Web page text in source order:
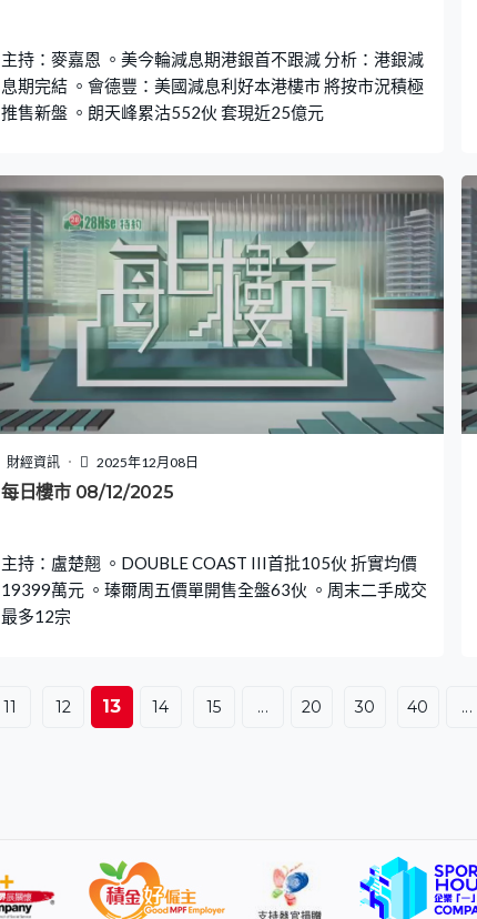
主持：麥嘉恩 。美今輪減息期港銀首不跟減 分析：港銀減
息期完結 。會德豐：美國減息利好本港樓市 將按市況積極
推售新盤 。朗天峰累沽552伙 套現近25億元
財經資訊 2025年12月08日
每日樓市 08/12/2025
主持：盧楚翹 。DOUBLE COAST III首批105伙 折實均價
19399萬元 。瑧爾周五價單開售全盤63伙 。周末二手成交
最多12宗
11 12 13 14 15 ... 20 30 40 ...